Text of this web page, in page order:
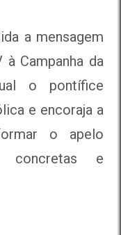
a mensagem
Campanha da
o pontífice
e encoraja a
o apelo
concretas e